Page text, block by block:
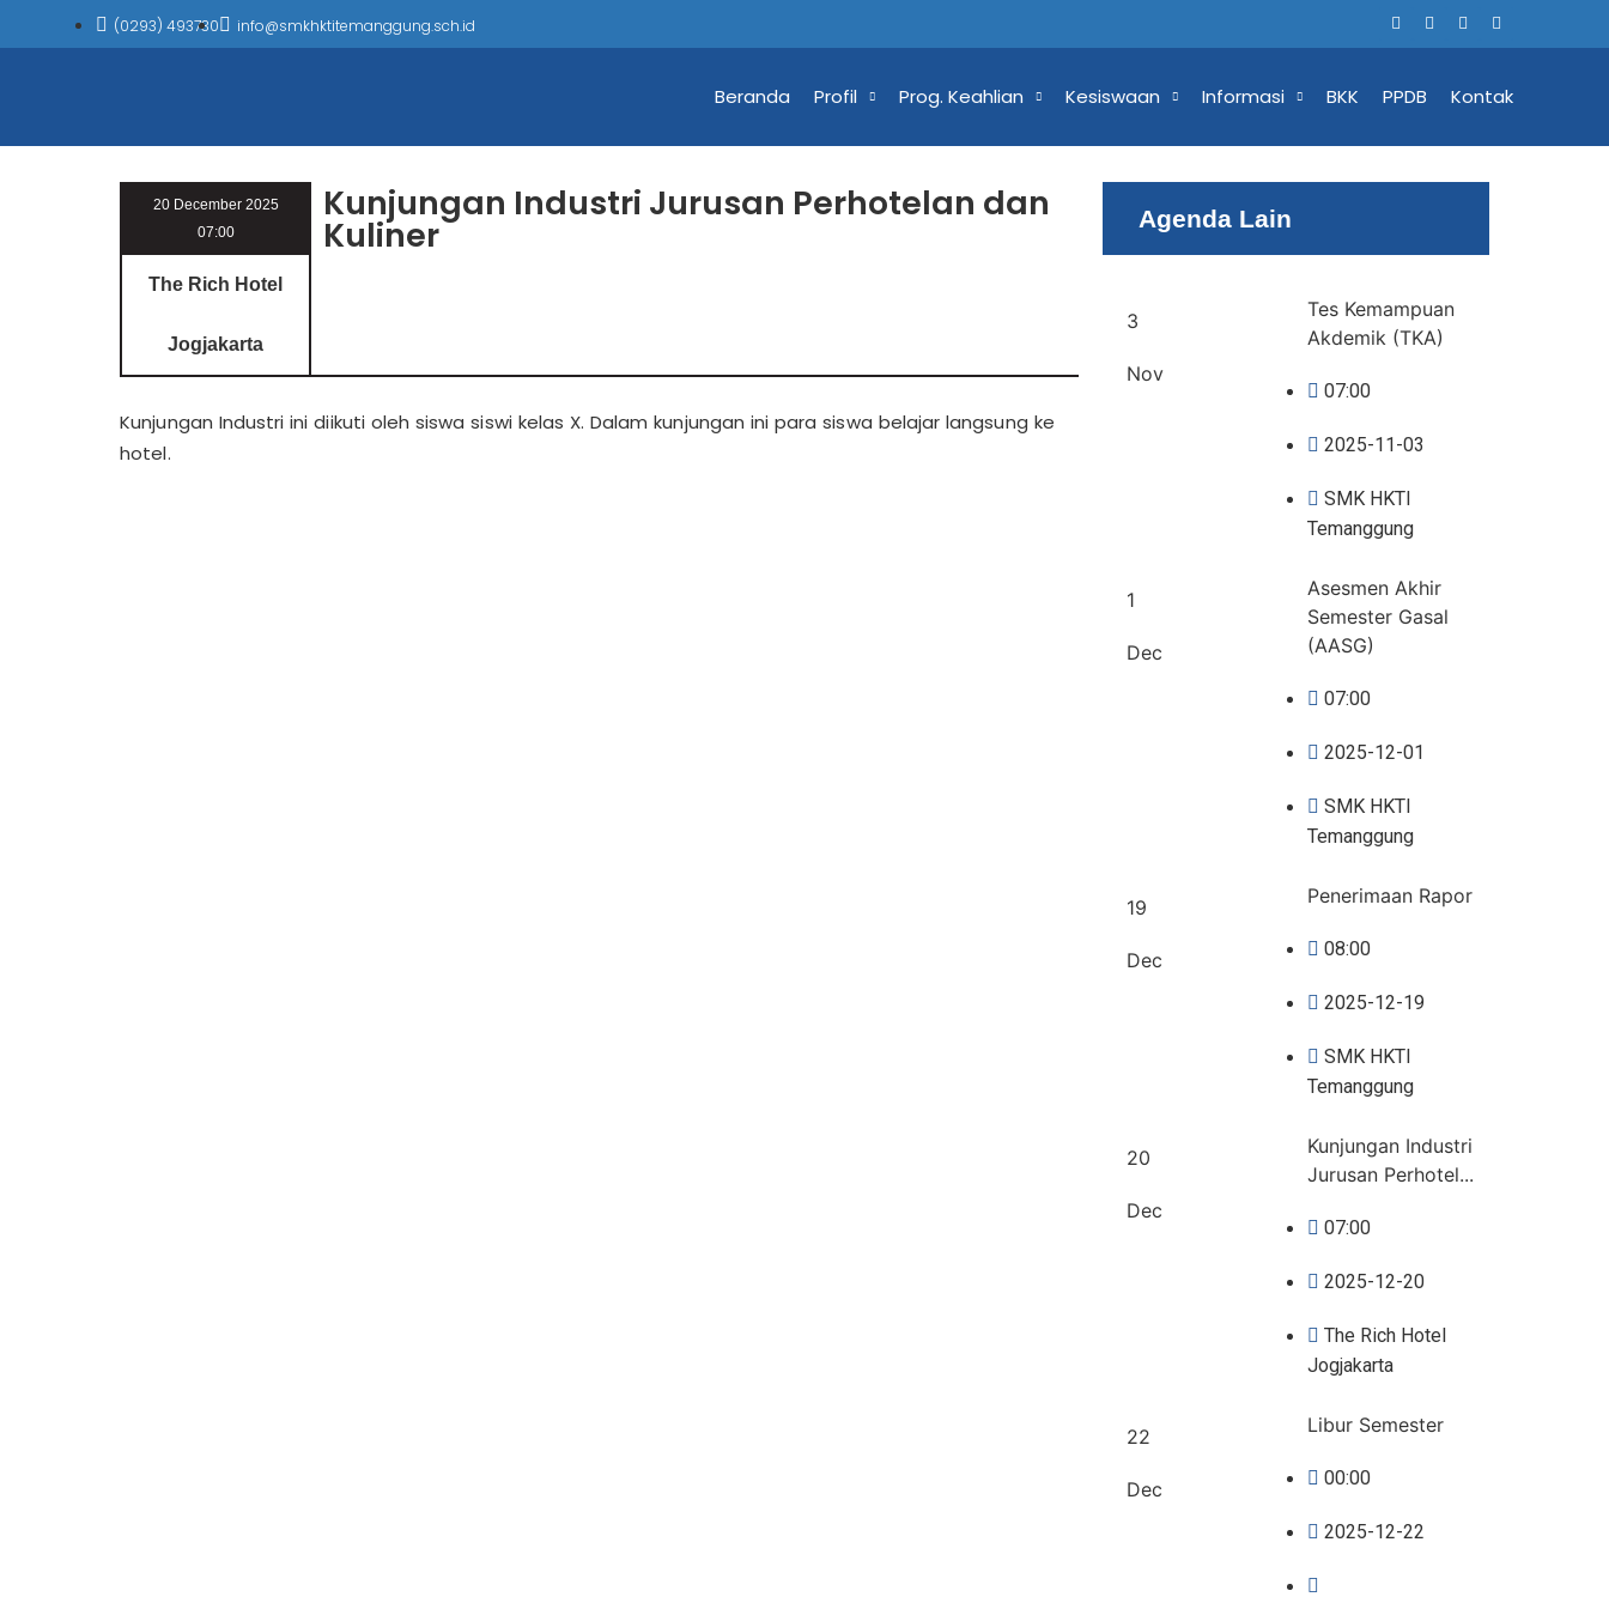
(0293) 493730 info@smkhktitemanggung.sch.id
Beranda Profil Prog. Keahlian Kesiswaan Informasi BKK PPDB Kontak
20 December 2025
07:00
Kunjungan Industri Jurusan Perhotelan dan
Kuliner
The Rich Hotel
Jogjakarta
Kunjungan Industri ini diikuti oleh siswa siswi kelas X. Dalam kunjungan ini para siswa belajar langsung ke
hotel.
Agenda Lain
3
Nov
Tes Kemampuan
Akdemik (TKA)
07:00
2025-11-03
SMK HKTI
Temanggung
1
Dec
Asesmen Akhir
Semester Gasal
(AASG)
07:00
2025-12-01
SMK HKTI
Temanggung
19
Dec
Penerimaan Rapor
08:00
2025-12-19
SMK HKTI
Temanggung
20
Dec
Kunjungan Industri
Jurusan Perhotel...
07:00
2025-12-20
The Rich Hotel
Jogjakarta
22
Dec
Libur Semester
00:00
2025-12-22